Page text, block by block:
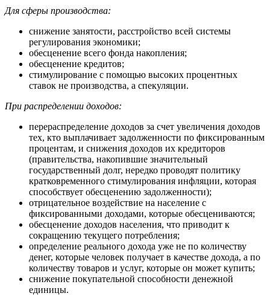
Для сферы производства:
снижение занятости, расстройство всей системы
регулирования экономики;
обесценение всего фонда накопления;
обесценение кредитов;
стимулирование с помощью высоких процентных
ставок не производства, а спекуляции.
При распределении доходов:
перераспределение доходов за счет увеличения доходов
тех, кто выплачивает задолженности по фиксированным
процентам, и снижения доходов их кредиторов
(правительства, накопившие значительный
государственный долг, нередко проводят политику
кратковременного стимулирования инфляции, которая
способствует обесценению задолженности);
отрицательное воздействие на население с
фиксированными доходами, которые обесцениваются;
обесценение доходов населения, что приводит к
сокращению текущего потребления;
определение реального дохода уже не по количеству
денег, которые человек получает в качестве дохода, а по
количеству товаров и услуг, которые он может купить;
снижение покупательной способности денежной
единицы.